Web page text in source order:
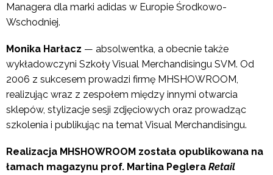
Managera dla marki adidas w Europie Środkowo-
Wschodniej.
Monika Harłacz — absolwentka, a obecnie także
wykładowczyni Szkoły Visual Merchandisingu SVM. Od
2006 z sukcesem prowadzi firmę MHSHOWROOM,
realizując wraz z zespołem między innymi otwarcia
sklepów, stylizacje sesji zdjęciowych oraz prowadząc
szkolenia i publikując na temat Visual Merchandisingu.
Realizacja MHSHOWROOM została opublikowana na
łamach magazynu prof. Martina Peglera Retail